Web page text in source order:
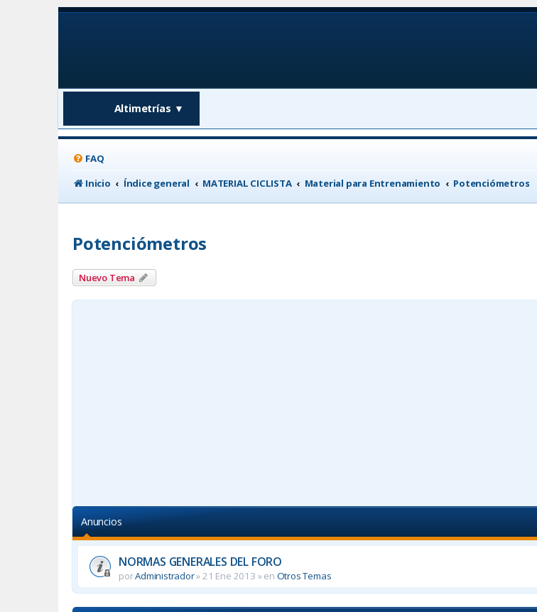
Altimetrías ▼
FAQ
Inicio
Índice general MATERIAL CICLISTA Material para Entrenamiento Potenciómetros
Potenciómetros
Nuevo Tema
Anuncios
NORMAS GENERALES DEL FORO
porAdministrador»21 Ene 2013 » en Otros Temas